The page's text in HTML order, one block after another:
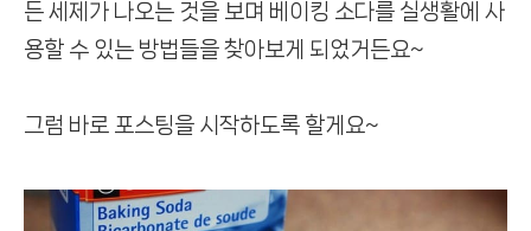
든 세제가 나오는 것을 보며 베이킹 소다를 실생활에 사
용할 수 있는 방법들을 찾아보게 되었거든요~
그럼 바로 포스팅을 시작하도록 할게요~